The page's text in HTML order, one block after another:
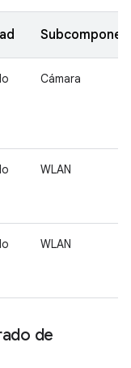
Cámara
WLAN
WLAN
de